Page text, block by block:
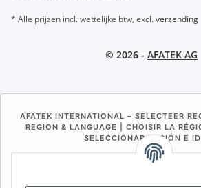
* Alle prijzen incl. wettelijke btw, excl.verzending
© 2026 - AFATEK AG
AFATEK INTERNATIONAL – SELECTEER
REGION & LANGUAGE | CHOISIR LA
SELECCIONAR REGIÓN E